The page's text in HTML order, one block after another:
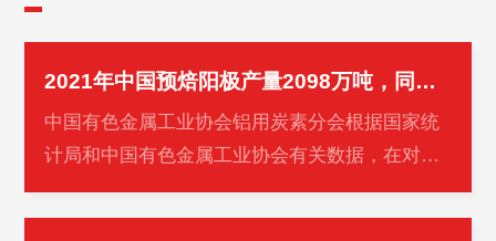
2021年中国预焙阳极产量2098万吨，同比增长5.2%
中国有色金属工业协会铝用炭素分会根据国家统
计局和中国有色金属工业协会有关数据，在对重
点企业调查研究的基础上，形成2021年中国铝用
炭素工业主要产品产量。现通报如下…